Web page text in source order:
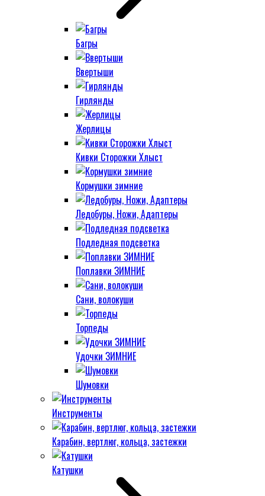
Багры
Ввертыши
Гирлянды
Жерлицы
Кивки Сторожки Хлыст
Кормушки зимние
Ледобуры, Ножи, Адаптеры
Подледная подсветка
Поплавки ЗИМНИЕ
Сани, волокуши
Торпеды
Удочки ЗИМНИЕ
Шумовки
Инструменты
Карабин, вертлюг, кольца, застежки
Катушки